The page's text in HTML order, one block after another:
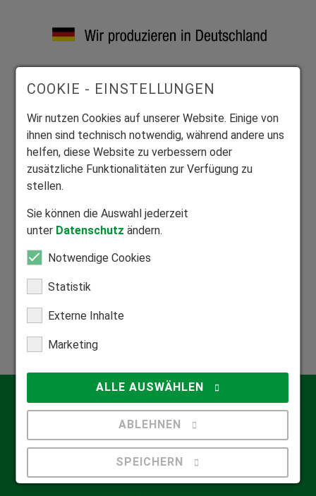
Mitglied Bundesverband Direktvertrieb
Seriöser Direktvertrieb zum Nutzen unserer Kunden.
Mitglied Bundesverband Rollladen und Sonnenschutz
Kontakt
Qualifizierte Beratung
Informationsmaterial anfordern
COOKIE - EINSTELLUNGEN
Wir nutzen Cookies auf unserer Website. Einige von
ihnen sind technisch notwendig, während andere uns
helfen, diese Website zu verbessern oder
zusätzliche Funktionalitäten zur Verfügung zu
stellen.
Sie können die Auswahl jederzeit
unter Datenschutz ändern.
Notwendige Cookies
Statistik
Externe Inhalte
Marketing
ALLE AUSWÄHLEN
ABLEHNEN
SPEICHERN